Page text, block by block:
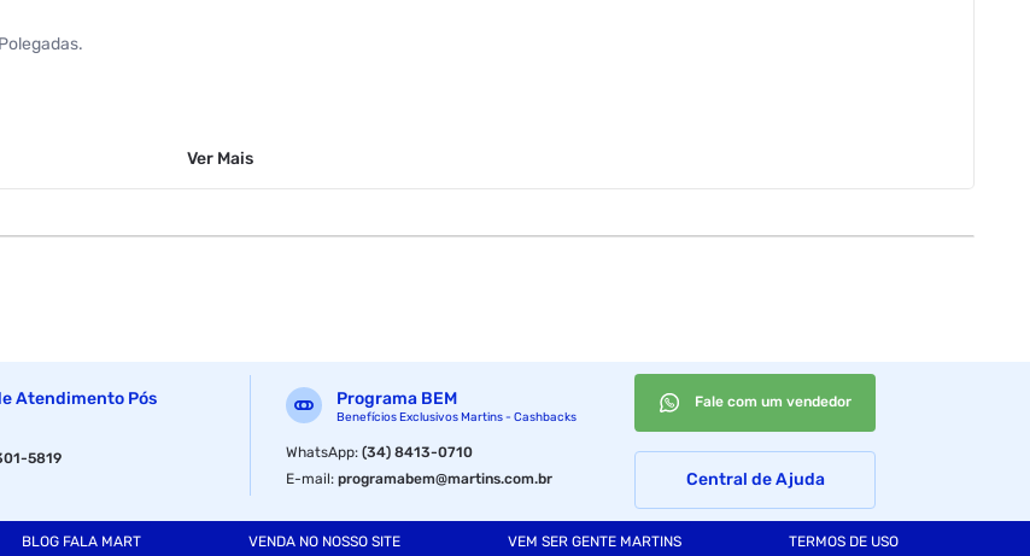
Ver Mais
Atendimento Pós
5819
Programa BEM
Benefícios Exclusivos Martins - Cashbacks
WhatsApp:(34) 8413-0710
E-mail:programabem@martins.com.br
Fale com um vendedor
Central de Ajuda
BLOG FALA MART VENDA NO NOSSO SITE VEM SER GENTE MARTINS TERMOS DE USO